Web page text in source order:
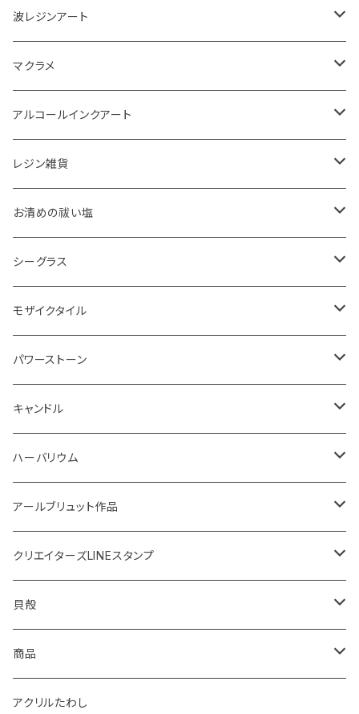
波レジンアート
コースター
アクセサリートレイ
ペーパーウェイト
体験教室
ボード
マクラメ
ピアス
キーホルダー
タペストリー
ハンギング
コースター
鍋敷き
アルコールインクアート
アクセサリートレイ
スマホケース
インテリア
体験教室
レジン雑貨
ピアス
ヘアゴム
キーホルダー
ボタニカルトレイ
イニシャル
お清めの祓い塩
20220326 天赦塩
20220610 天赦塩
20220614 満月塩
体験教室
シーグラス
ピアス
ネックレス
フォトフレーム
SONOMONO
モザイクタイル
ピアス
SONOMONO
パワーストーン
女性用(16cm)
男性用(18cm)
キャンドル
海のスケルトン
ボタニカルキャンドル
貝キャンドル
天然石キャンドル
体験教室
ハーバリウム
高さ12cm
高さ10cm
体験教室
アールブリュット作品
Masatsugu
2022
yumemiru strawberry
HIROMU
稲子
クリエイターズLINEスタンプ
Satomi
yumemiru strawberry
Masatsugu
貝殻
ピアス
商品
紅茶
アクリルたわし